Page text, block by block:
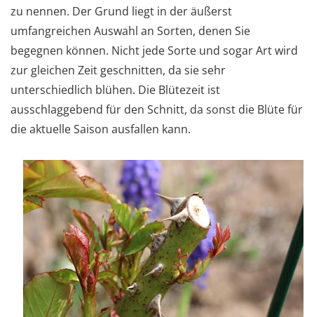
zu nennen. Der Grund liegt in der äußerst
umfangreichen Auswahl an Sorten, denen Sie
begegnen können. Nicht jede Sorte und sogar Art wird
zur gleichen Zeit geschnitten, da sie sehr
unterschiedlich blühen. Die Blütezeit ist
ausschlaggebend für den Schnitt, da sonst die Blüte für
die aktuelle Saison ausfallen kann.